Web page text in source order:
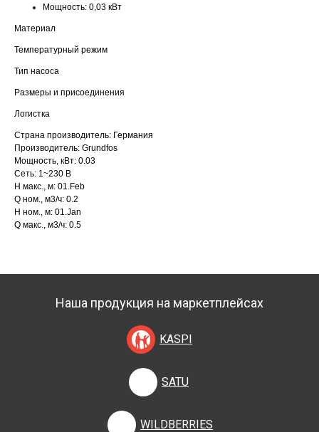
Мощность: 0,03 кВт
Материал
Температурный режим
Тип насоса
Размеры и присоединения
Логистка
Страна производитель: Германия
Производитель: Grundfos
Мощность, кВт: 0.03
Сеть: 1~230 В
H макс., м: 01.Feb
Q ном., м3/ч: 0.2
H ном., м: 01.Jan
Q макс., м3/ч: 0.5
Наша продукция на маркетплейсах
KASPI
SATU
WILDBERRIES